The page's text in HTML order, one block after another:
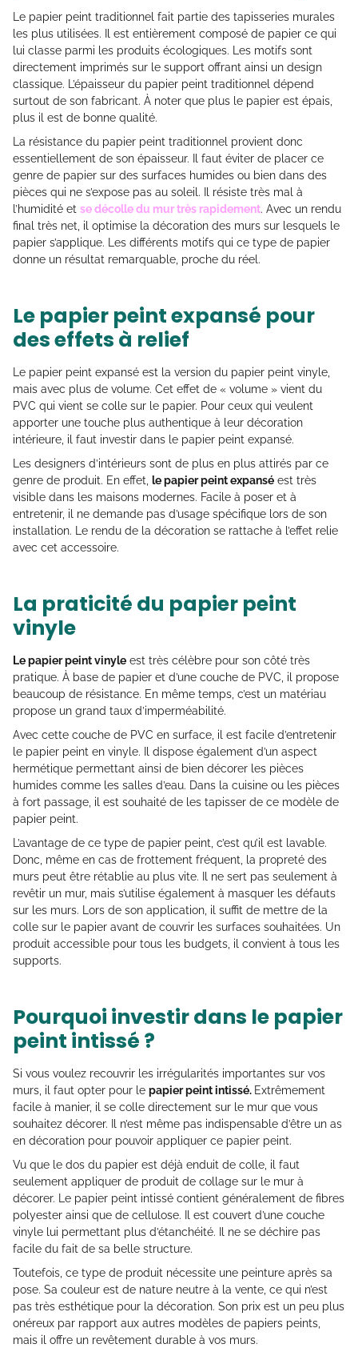
Le papier peint traditionnel fait partie des tapisseries murales
les plus utilisées. Il est entièrement composé de papier ce qui
lui classe parmi les produits écologiques. Les motifs sont
directement imprimés sur le support offrant ainsi un design
classique. L’épaisseur du papier peint traditionnel dépend
surtout de son fabricant. À noter que plus le papier est épais,
plus il est de bonne qualité.
La résistance du papier peint traditionnel provient donc
essentiellement de son épaisseur. Il faut éviter de placer ce
genre de papier sur des surfaces humides ou bien dans des
pièces qui ne s’expose pas au soleil. Il résiste très mal à
l’humidité et se décolle du mur très rapidement. Avec un rendu
final très net, il optimise la décoration des murs sur lesquels le
papier s’applique. Les différents motifs qui ce type de papier
donne un résultat remarquable, proche du réel.
Le papier peint expansé pour
des effets à relief
Le papier peint expansé est la version du papier peint vinyle,
mais avec plus de volume. Cet effet de « volume » vient du
PVC qui vient se colle sur le papier. Pour ceux qui veulent
apporter une touche plus authentique à leur décoration
intérieure, il faut investir dans le papier peint expansé.
Les designers d’intérieurs sont de plus en plus attirés par ce
genre de produit. En effet, le papier peint expansé est très
visible dans les maisons modernes. Facile à poser et à
entretenir, il ne demande pas d’usage spécifique lors de son
installation. Le rendu de la décoration se rattache à l’effet relie
avec cet accessoire.
La praticité du papier peint
vinyle
Le papier peint vinyle est très célèbre pour son côté très
pratique. À base de papier et d’une couche de PVC, il propose
beaucoup de résistance. En même temps, c’est un matériau
propose un grand taux d’imperméabilité.
Avec cette couche de PVC en surface, il est facile d’entretenir
le papier peint en vinyle. Il dispose également d’un aspect
hermétique permettant ainsi de bien décorer les pièces
humides comme les salles d’eau. Dans la cuisine ou les pièces
à fort passage, il est souhaité de les tapisser de ce modèle de
papier peint.
L’avantage de ce type de papier peint, c’est qu’il est lavable.
Donc, même en cas de frottement fréquent, la propreté des
murs peut être rétablie au plus vite. Il ne sert pas seulement à
revêtir un mur, mais s’utilise également à masquer les défauts
sur les murs. Lors de son application, il suffit de mettre de la
colle sur le papier avant de couvrir les surfaces souhaitées. Un
produit accessible pour tous les budgets, il convient à tous les
supports.
Pourquoi investir dans le papier
peint intissé ?
Si vous voulez recouvrir les irrégularités importantes sur vos
murs, il faut opter pour le papier peint intissé. Extrêmement
facile à manier, il se colle directement sur le mur que vous
souhaitez décorer. Il n’est même pas indispensable d’être un as
en décoration pour pouvoir appliquer ce papier peint.
Vu que le dos du papier est déjà enduit de colle, il faut
seulement appliquer de produit de collage sur le mur à
décorer. Le papier peint intissé contient généralement de fibres
polyester ainsi que de cellulose. Il est couvert d’une couche
vinyle lui permettant plus d’étanchéité. Il ne se déchire pas
facile du fait de sa belle structure.
Toutefois, ce type de produit nécessite une peinture après sa
pose. Sa couleur est de nature neutre à la vente, ce qui n’est
pas très esthétique pour la décoration. Son prix est un peu plus
onéreux par rapport aux autres modèles de papiers peints,
mais il offre un revêtement durable à vos murs.